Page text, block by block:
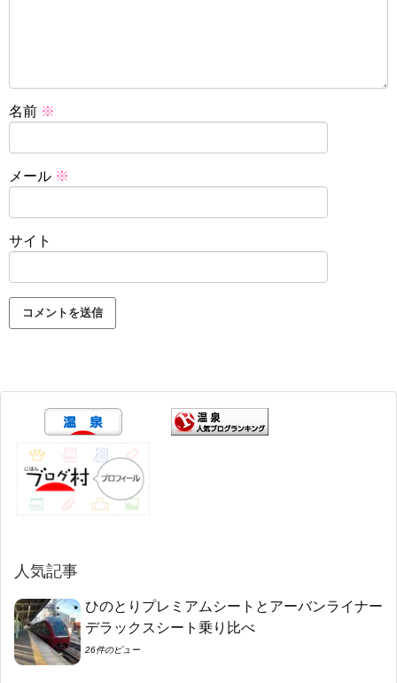
名前 ※
メール ※
サイト
人気記事
ひのとりプレミアムシートとアーバンライナー
デラックスシート乗り比べ
26件のビュー